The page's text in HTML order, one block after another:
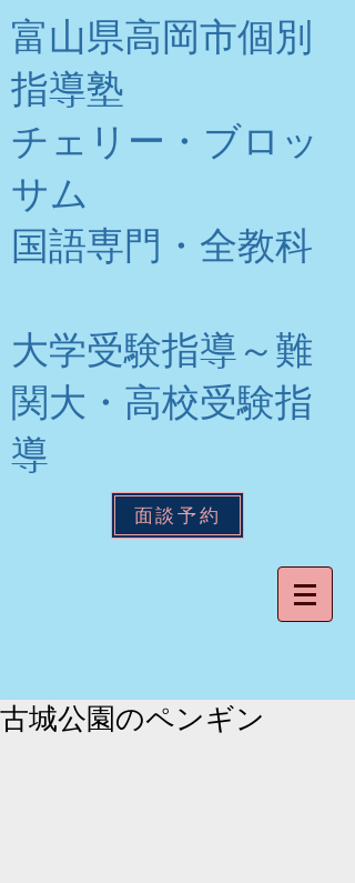
富山県高岡市個別
指導塾
チェリー・ブロッ
サム
​国語専門・全教科
大学受験指導～難
関大・高校受験指
導
面談予約
古城公園のペンギン